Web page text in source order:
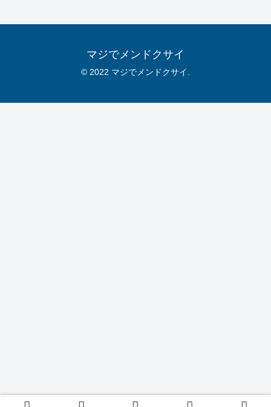
マジでメンドクサイ
© 2022 マジでメンドクサイ.